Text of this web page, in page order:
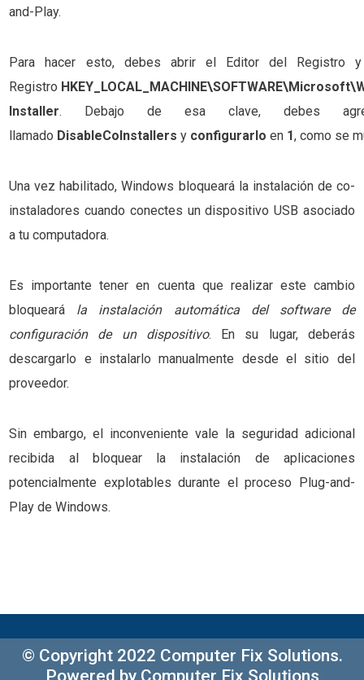
and-Play.
Para hacer esto, debes abrir el Editor del
Registro
Installer. Debajo de esa clave, debes
llamado DisableCoInstallers y configurarlo en 1, como se
Una vez habilitado, Windows bloqueará la instalación de co-
instaladores cuando conectes un dispositivo USB asociado
a tu computadora.
Es importante tener en cuenta que realizar este cambio
bloqueará la instalación automática del software de
configuración de un dispositivo. En su lugar, deberás
descargarlo e instalarlo manualmente desde el sitio del
proveedor.
Sin embargo, el inconveniente vale la seguridad adicional
recibida al bloquear la instalación de aplicaciones
potencialmente explotables durante el proceso Plug-and-
Play de Windows.
© Copyright 2022 Computer Fix Solutions.
Powered by Computer Fix Solutions